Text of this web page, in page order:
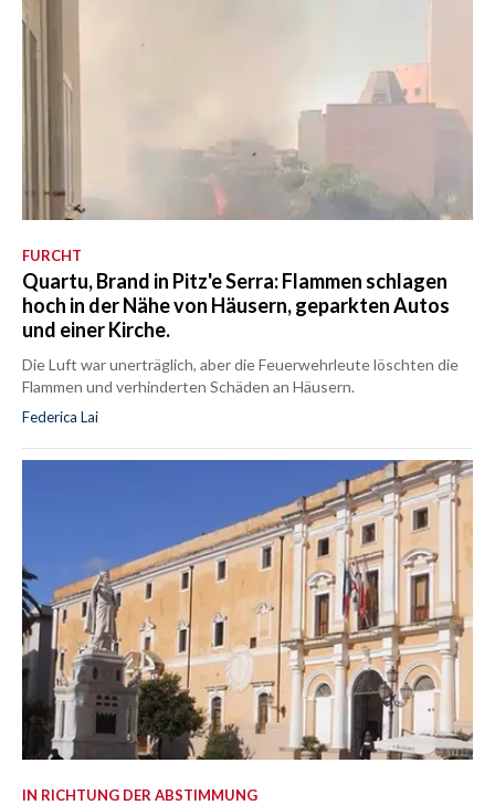
FURCHT
Quartu, Brand in Pitz'e Serra: Flammen schlagen
hoch in der Nähe von Häusern, geparkten Autos
und einer Kirche.
Die Luft war unerträglich, aber die Feuerwehrleute löschten die
Flammen und verhinderten Schäden an Häusern.
Federica Lai
IN RICHTUNG DER ABSTIMMUNG